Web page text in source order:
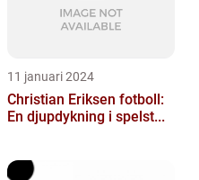
11 januari 2024
Christian Eriksen fotboll:
En djupdykning i spelst...